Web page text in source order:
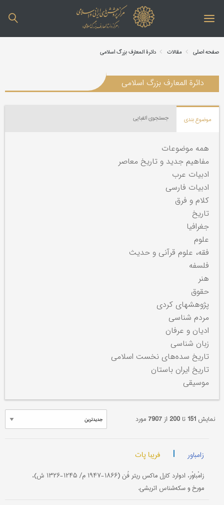
صفحه اصلی مقالات دائرة المعارف بزرگ اسلامی
دائرة المعارف بزرگ اسلامی
موضوع بندی جستجوی الفبایی
همه موضوعات
مفاهیم جدید و تاریخ معاصر
ادبیات عرب
ادبیات فارسی
کلام و فرق
تاریخ
جغرافیا
علوم
فقه، علوم قرآنی و حدیث
فلسفه
هنر
حقوق
پژوهشهای کردی
مردم شناسی
ادیان و عرفان
زبان شناسی
تاریخ سده‌های نخست اسلامی
تاریخ ایران باستان
موسیقی
نمایش 151تا200 از7907مورد
زامباور | فریبا پات
زامْباوْر، ادوارد کارل ماکس ریتر فُن (۱۸۶۶-۱۹۴۷ م/ ۱۲۴۵-۱۳۲۶ ش)،
مورخ و سکه‌شناس اتریشی.